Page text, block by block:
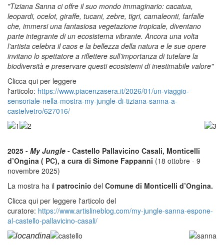
"Tiziana Sanna ci offre il suo mondo immaginario: cacatua,
leopardi, ocelot, giraffe, tucani, zebre, tigri, camaleonti, farfalle
che, immersi una fantasiosa vegetazione tropicale, diventano
parte integrante di un ecosistema vibrante. Ancora una volta
l'artista celebra il caos e la bellezza della natura e le sue opere
invitano lo spettatore a riflettere sull’importanza di tutelare la
biodiversità e preservare questi ecosistemi di inestimabile valore"
Clicca qui per leggere
l'articolo: https://www.piacenzasera.it/2026/01/un-viaggio-
sensoriale-nella-mostra-my-jungle-di-tiziana-sanna-a-
castelvetro/627016/
2025 - My Jungle - Castello Pallavicino Casali, Monticelli
d’Ongina ( PC), a cura di Simone Fappanni (18 ottobre - 9
novembre 2025)
La mostra ha il patrocinio del Comune di Monticelli d’Ongina.
Clicca qui per leggere l'articolo del
curatore: https://www.artislineblog.com/my-jungle-sanna-espone-
al-castello-pallavicino-casali/